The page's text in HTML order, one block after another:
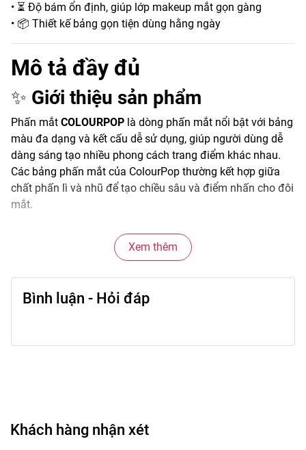
• ⏳ Độ bám ổn định, giúp lớp makeup mắt gọn gàng
• 📦 Thiết kế bảng gọn tiện dùng hằng ngày
Mô tả đầy đủ
✨ Giới thiệu sản phẩm
Phấn mắt COLOURPOP là dòng phấn mắt nổi bật với bảng
màu đa dạng và kết cấu dễ sử dụng, giúp người dùng dễ
dàng sáng tạo nhiều phong cách trang điểm khác nhau.
Các bảng phấn mắt của ColourPop thường kết hợp giữa
chất phấn lì và nhũ để tạo chiều sâu và điểm nhấn cho đôi
mắt.
Chất phấn mịn và dễ tán giúp việc blend màu trở nên đơn
giản hơn, phù hợp từ trang điểm nhẹ hằng ngày đến
makeup nổi bật cho các dịp đặc biệt.
🌟Đặc điểm nổi bật
• Kết hợp nhiều chất phấn: matte (lì) và shimmer (nhũ).
🎨Công dụng chính
Xem thêm
Bình luận - Hỏi đáp
Khách hàng nhận xét